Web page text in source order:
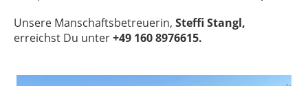
Unsere Manschaftsbetreuerin, Steffi Stangl,
erreichst Du unter+49 160 8976615.